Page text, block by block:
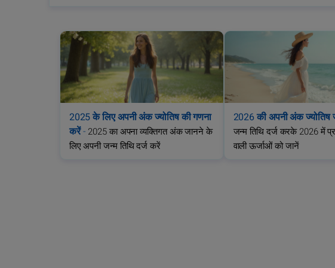
2025 के लिए अपनी अंक ज्योतिष की गणना
करें- 2025 का अपना व्यक्तिगत अंक जानने के
लिए अपनी जन्म तिथि दर्ज करें
2026 की अपनी अंक ज्योतिष
जन्म तिथि दर्ज करके 2026 में
वाली ऊर्जाओं को जानें